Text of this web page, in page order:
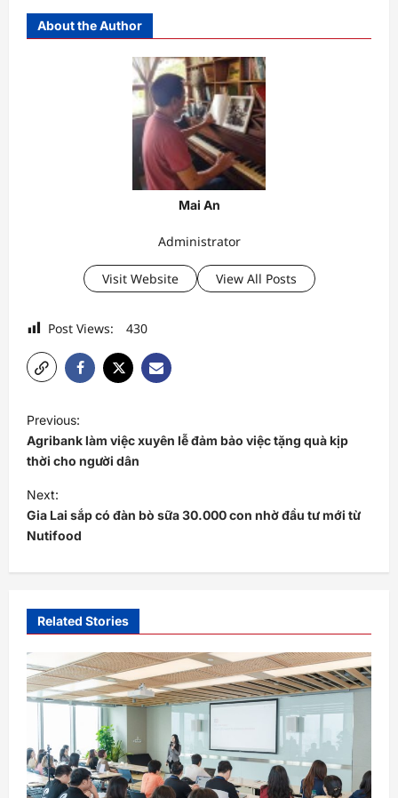
About the Author
Mai An
Administrator
Visit Website View All Posts
Post Views: 430
P
o
s
t
n
a
v
g
a
t
n
Previous:
Agribank làm việc xuyên lễ đảm bảo việc tặng quà kịp
thời cho người dân
Next:
Gia Lai sắp có đàn bò sữa 30.000 con nhờ đầu tư mới từ
Nutifood
Related Stories